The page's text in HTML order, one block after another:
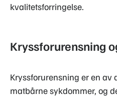
kvalitetsforringelse.
Kryssforurensning
Kryssforurensning er en av
matbårne sykdommer, og